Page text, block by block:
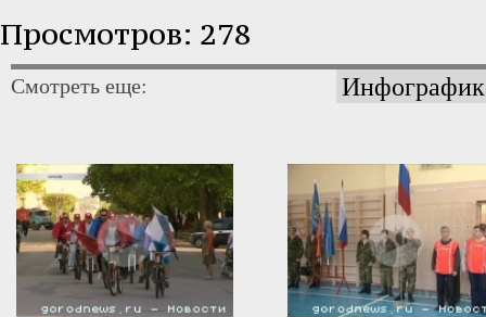
Просмотров: 278
Смотреть еще: